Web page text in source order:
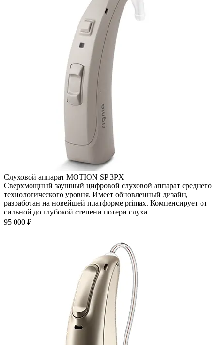
Слуховой аппарат MOTION SP 3PX
Сверхмощный заушный цифровой слуховой аппарат среднего
технологического уровня. Имеет обновленный дизайн,
разработан на новейшей платформе primax. Компенсирует от
сильной до глубокой степени потери слуха.
95 000 ₽